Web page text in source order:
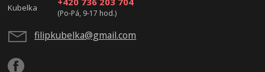
(Po-Pá, 9-17 hod.)
filipkubelka@gmail.com